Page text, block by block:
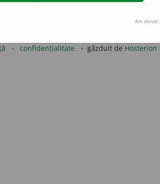
acest site, inclusiv prin orice metode de extragere
scris, cu excepția seturilor de date oferite oficial spre
confidențialitate găzduit de Hosterion
Am donat